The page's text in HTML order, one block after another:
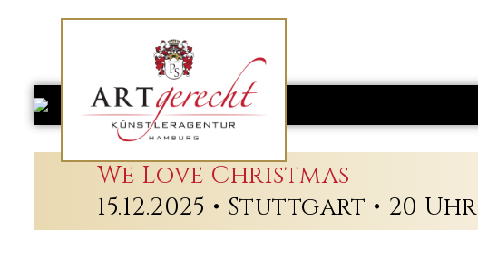
We Love Christmas
15.12.2025 • Stuttgart • 20 Uhr